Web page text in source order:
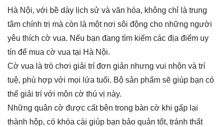
Hà Nội, với bề dày lịch sử và văn hóa, không chỉ là trung
tâm chính trị mà còn là một nơi sôi động cho những người
yêu thích cờ vua. Nếu bạn đang tìm kiếm các địa điểm uy
tín để mua cờ vua tại Hà Nội.
Cờ vua là trò chơi giải trí đơn giản nhưng vui nhộn và trí
tuệ, phù hợp với mọi lứa tuổi. Bộ sản phẩm sẽ giúp bạn có
thể giải trí với môn cờ thú vị này.
Những quân cờ được cất bên trong bàn cờ khi gấp lại
thành hộp, có khóa cài giúp bạn bảo quản tốt, tránh thất